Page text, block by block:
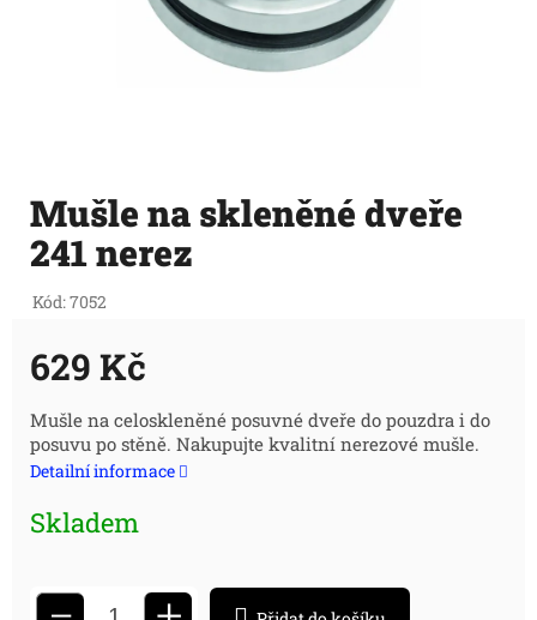
Mušle na skleněné dveře
241 nerez
Kód:7052
629 Kč
Měrná
cena:
Mušle na celoskleněné posuvné dveře do pouzdra i do
posuvu po stěně. Nakupujte kvalitní nerezové mušle.
Detailní informace
Skladem